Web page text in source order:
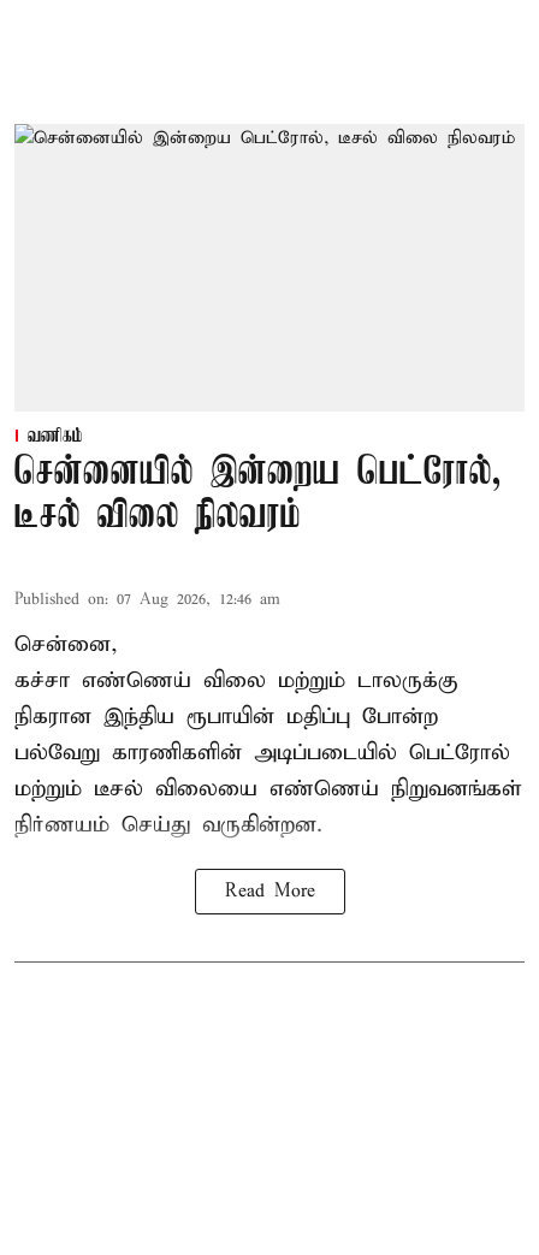
வணிகம்
சென்னையில் இன்றைய பெட்ரோல்,
டீசல் விலை நிலவரம்
Published on: 07 Aug 2026, 12:46 am
சென்னை,
கச்சா எண்ணெய் விலை மற்றும் டாலருக்கு
நிகரான இந்திய ரூபாயின் மதிப்பு போன்ற
பல்வேறு காரணிகளின் அடிப்படையில் பெட்ரோல்
மற்றும் டீசல் விலையை எண்ணெய் நிறுவனங்கள்
நிர்ணயம் செய்து வருகின்றன.
Read More